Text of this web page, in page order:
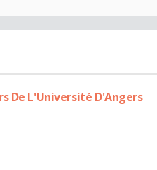
De L'Université D'Angers